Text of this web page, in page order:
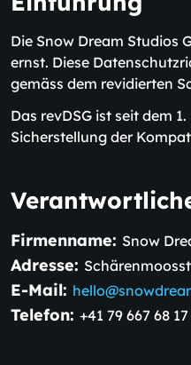
Die Snow Dream Studios
ernst. Diese
gemäss dem revidierten
Das revDSG ist seit dem
Sicherstellung der
Firmenname: Snow
Adresse:
E-Mail:
Telefon: +41 79 667 68 17